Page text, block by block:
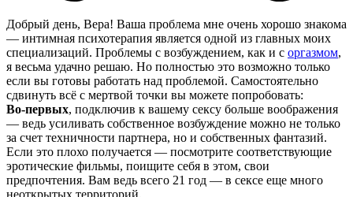
Добрый день, Вера! Ваша проблема мне очень хорошо знакома
— интимная психотерапия является одной из главных моих
специализаций. Проблемы с возбуждением, как и с оргазмом,
я весьма удачно решаю. Но полностью это возможно только
если вы готовы работать над проблемой. Самостоятельно
сдвинуть всё с мертвой точки вы можете попробовать:
Во-первых, подключив к вашему сексу больше воображения
— ведь усиливать собственное возбуждение можно не только
за счет техничности партнера, но и собственных фантазий.
Если это плохо получается — посмотрите соответствующие
эротические фильмы, поищите себя в этом, свои
предпочтения. Вам ведь всего 21 год — в сексе еще много
неоткрытых территорий.